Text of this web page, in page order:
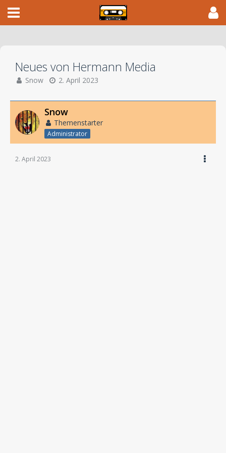
Neues von Hermann Media
Snow 2. April 2023
Snow
Themenstarter
Administrator
2. April 2023